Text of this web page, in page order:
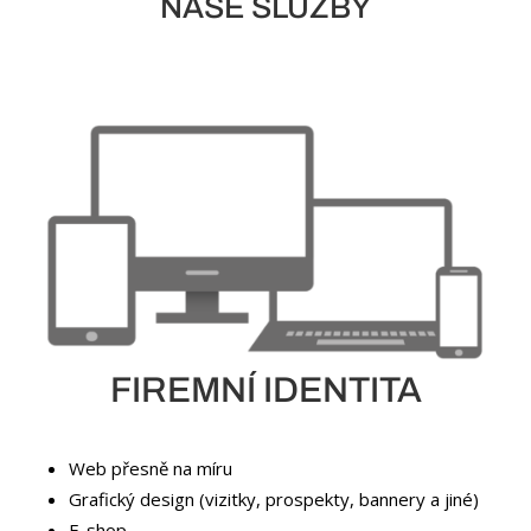
NAŠE SLUŽBY
FIREMNÍ IDENTITA
Web přesně na míru
Grafický design (vizitky, prospekty, bannery a jiné)